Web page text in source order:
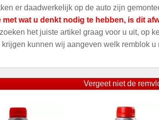
er daadwerkelijk op de auto zijn
met wat u denkt nodig te hebben, is dit
het juiste artikel graag voor u uit, op
krijgen kunnen wij aangeven welk remblok u
Vergeet niet de